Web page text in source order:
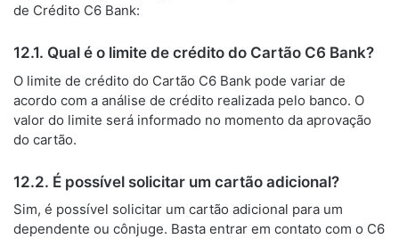
de Crédito C6 Bank:
12.1. Qual é o limite de crédito do Cartão C6 Bank?
O limite de crédito do Cartão C6 Bank pode variar de
acordo com a análise de crédito realizada pelo banco. O
valor do limite será informado no momento da aprovação
do cartão.
12.2. É possível solicitar um cartão adicional?
Sim, é possível solicitar um cartão adicional para um
dependente ou cônjuge. Basta entrar em contato com o C6